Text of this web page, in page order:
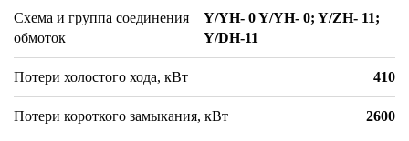
Схема и группа соединения
обмоток
Y/YH- 0 Y/YH- 0; Y/ZH- 11;
Y/DH-11
Потери холостого хода, кВт 410
Потери короткого замыкания, кВт 2600